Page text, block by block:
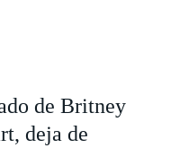
de Britney
deja de